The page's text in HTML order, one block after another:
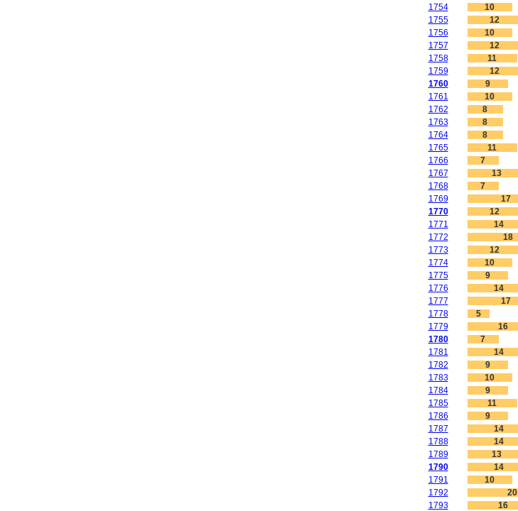
1754
10
1755
12
1756
10
1757
12
1758
11
1759
12
1760
9
1761
10
1762
8
1763
8
1764
8
1765
11
1766
7
1767
13
1768
7
1769
17
1770
12
1771
14
1772
18
1773
12
1774
10
1775
9
1776
14
1777
17
1778
5
1779
16
1780
7
1781
14
1782
9
1783
10
1784
9
1785
11
1786
9
1787
14
1788
14
1789
13
1790
14
1791
10
1792
20
1793
16